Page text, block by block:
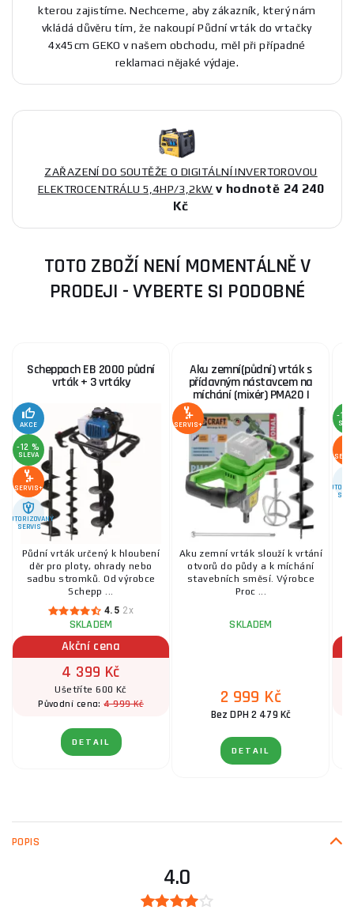
kterou zajistíme. Nechceme, aby zákazník, který nám
vkládá důvěru tím, že nakoupí Půdní vrták do vrtačky
4x45cm GEKO v našem obchodu, měl při případné
reklamaci nějaké výdaje.
ZAŘAZENÍ DO SOUTĚŽE O DIGITÁLNÍ INVERTOROVOU
ELEKTROCENTRÁLU 5,4HP/3,2kW v hodnotě 24 240
Kč
TOTO ZBOŽÍ NENÍ MOMENTÁLNĚ V
PRODEJI - VYBERTE SI PODOBNÉ
Scheppach EB 2000 půdní
vrták + 3 vrtáky
AKCE
-12 %
SLEVA
SERVIS+
AUTORIZOVANÝ
SERVIS
Půdní vrták určený k hloubení
děr pro ploty, ohrady nebo
sadbu stromků. Od výrobce
Schepp ...
4.5 2x
SKLADEM
Akční cena
4 399 Kč
Ušetříte 600 Kč
Původní cena:4 999 Kč
DETAIL
Aku zemní(půdní) vrták s
přídavným nástavcem na
míchání (mixér) PMA20 |
SERVIS+
Aku zemní vrták slouží k vrtání
otvorů do půdy a k míchání
stavebních směsí. Výrobce
Proc ...
SKLADEM
2 999 Kč
Bez DPH 2 479 Kč
DETAIL
-12
POPIS
4.0